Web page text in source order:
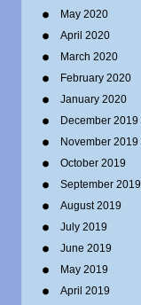
May 2020
April 2020
March 2020
February 2020
January 2020
December 2019
November 2019
October 2019
September 2019
August 2019
July 2019
June 2019
May 2019
April 2019